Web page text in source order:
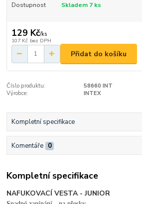
Dostupnost Skladem 7 ks
129 Kč/ks
107 Kč bez DPH
Přidat do košíku
Číslo produktu:
58660 INT
Výrobce:
INTEX
Kompletní specifikace
Komentáře 0
Kompletní specifikace
NAFUKOVACÍ VESTA - JUNIOR